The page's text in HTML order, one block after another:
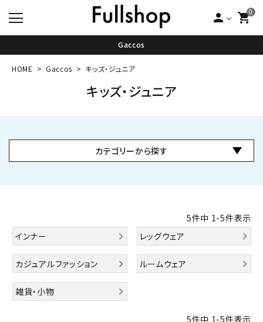
person 0
shopping_cart
Gaccos
HOME Gaccos キッズ・ジュニア
キッズ・ジュニア
カテゴリーから探す
5件中 1-5件表示
インナー
レッグウェア
カジュアルファッション ルームウェア
雑貨・小物
5件中 1-5件表示